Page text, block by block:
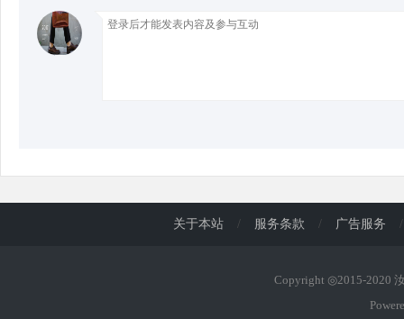
关于本站 / 服务条款 / 广告服务 /
Copyright ◎2015-2020